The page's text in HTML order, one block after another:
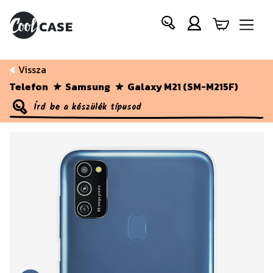
Vissza
Telefon
Samsung Galaxy M21 (SM-M215F)